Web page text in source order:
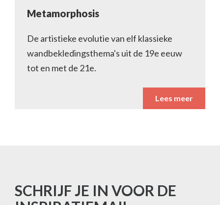
Metamorphosis
De artistieke evolutie van elf klassieke
wandbekledingsthema's uit de 19e eeuw
tot en met de 21e.
Lees meer
SCHRIJF JE IN VOOR DE